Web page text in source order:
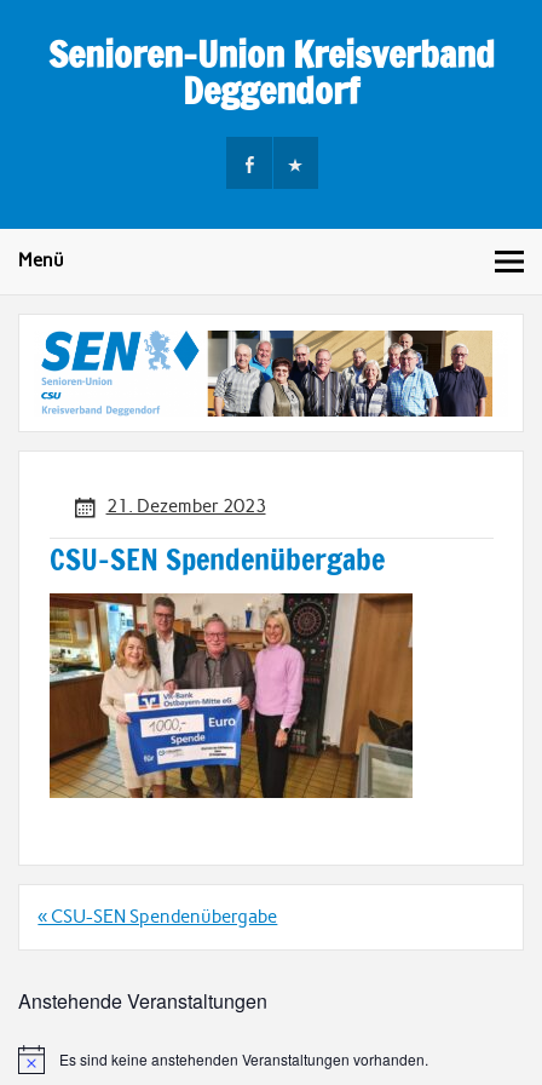
contentSenioren-Union Kreisverband
Deggendorf
Menü
21. Dezember 2023
CSU-SEN Spendenübergabe
Beitrags-
« CSU-SEN Spendenübergabe
Anstehende Veranstaltungen
Es sind keine anstehenden Veranstaltungen vorhanden.